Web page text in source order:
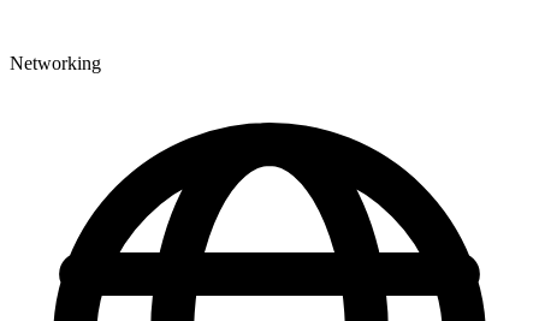
Networking